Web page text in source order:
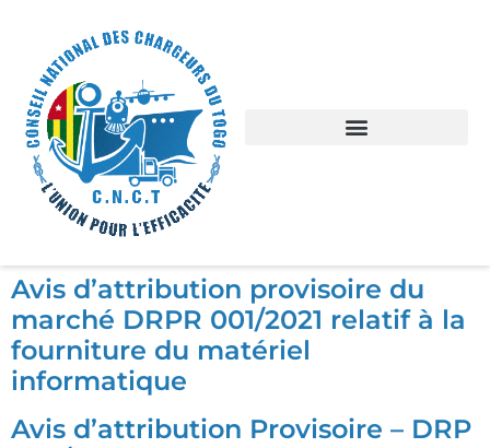
Avis d’attribution provisoire du
marché DRPR 001/2021 relatif à la
fourniture du matériel
informatique
Avis d’attribution Provisoire – DRP